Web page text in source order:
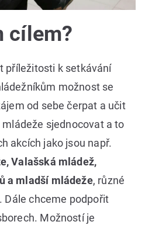
cílem?
příležitosti k setkávání
možnost se
od sebe čerpat a učit
sjednocovat a to
akcích jako jsou např.
Valašská mládež,
a mladší mládeže, různé
Dále chceme podpořit
Možností je